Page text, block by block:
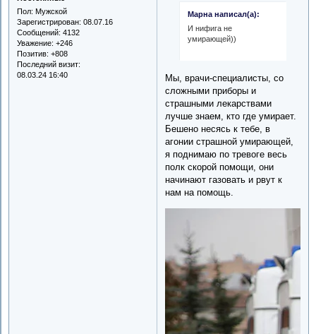
Пол: Мужской
Зарегистрирован: 08.07.16
Сообщений: 4132
Уважение: +246
Позитив: +808
Последний визит:
08.03.24 16:40
Марна написал(а):
И нифига не
умирающей))
Мы, врачи-специалисты, со
сложными приборы и
страшными лекарствами
лучше знаем, кто где умирает.
Бешено несясь к тебе, в
агонии страшной умирающей,
я поднимаю по тревоге весь
полк скорой помощи, они
начинают газовать и рвут к
нам на помощь.